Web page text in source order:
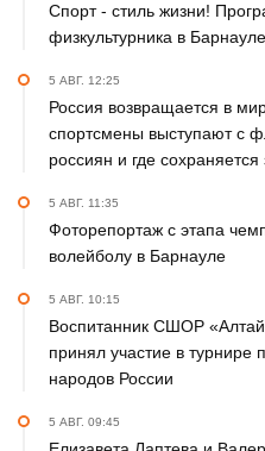
Спорт - стиль жизни!
физкультурника в Барнауле
5 АВГ. 12:25
Россия возвращается в
спортсмены выступают с
россиян и где сохраняется
5 АВГ. 11:35
Фоторепортаж с этапа
волейболу в Барнауле
5 АВГ. 10:15
Воспитанник СШОР
принял участие в турнире
народов России
5 АВГ. 09:45